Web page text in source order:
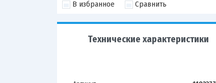
В избранное Сравнить
Технические характеристики